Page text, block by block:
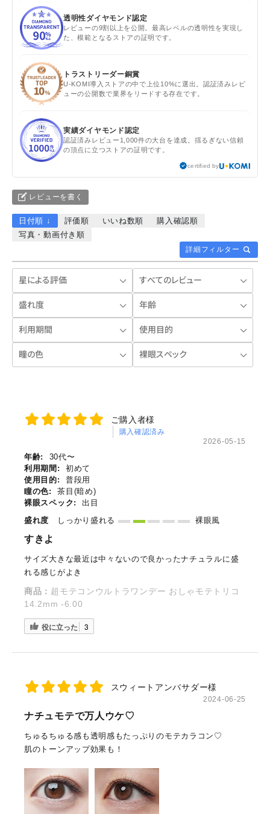
透明性ダイヤモンド認定
レビューの9割以上を公開。最高レベルの透明性を実現し
た、模範となるストアの証明です。
トラストリーダー銅賞
U-KOMI導入ストアの中で上位10%に選出。認証済みレビ
ューの公開数で業界をリードする存在です。
実績ダイヤモンド認定
認証済みレビュー1,000件の大台を達成。揺るぎない信頼
の頂点に立つストアの証明です。
certified by
レビューを書く
詳細フィルター
日付順 ↓ 評価順 いいね数順
購入確認順
写真・動画付き順
ご購入者様
購入確認済み
2026-05-15
年齢:
30代〜
利用期間:
初めて
使用目的:
普段用
瞳の色:
茶目(暗め)
裸眼スペック:
出目
盛れ度
しっかり盛れる 裸眼風
すきよ
サイズ大きな最近は中々ないので良かったナチュラルに盛
れる感じがよき
商品： 超モテコンウルトラワンデー おしゃモテトリコ
14.2mm -6.00
役に立った 3
スウィートアンバサダー様
2024-06-25
ナチュモテで万人ウケ♡
ちゅるちゅる感も透明感もたっぷりのモテカラコン♡
肌のトーンアップ効果も！